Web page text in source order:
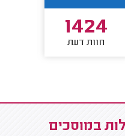
1424
חוות דעת
במוסכים